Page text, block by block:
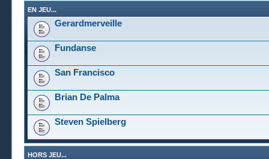
EN JEU...
Gerardmerveille
Fundanse
San Francisco
Brian De Palma
Steven Spielberg
HORS JEU...